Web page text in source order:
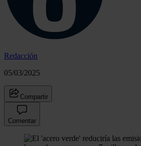
Redacción
05/03/2025
Compartir
Comentar